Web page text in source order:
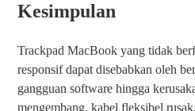
Kesimpulan
Trackpad MacBook yang tidak
responsif dapat disebabkan oleh
gangguan software hingga
mengembang, kabel fleksibel